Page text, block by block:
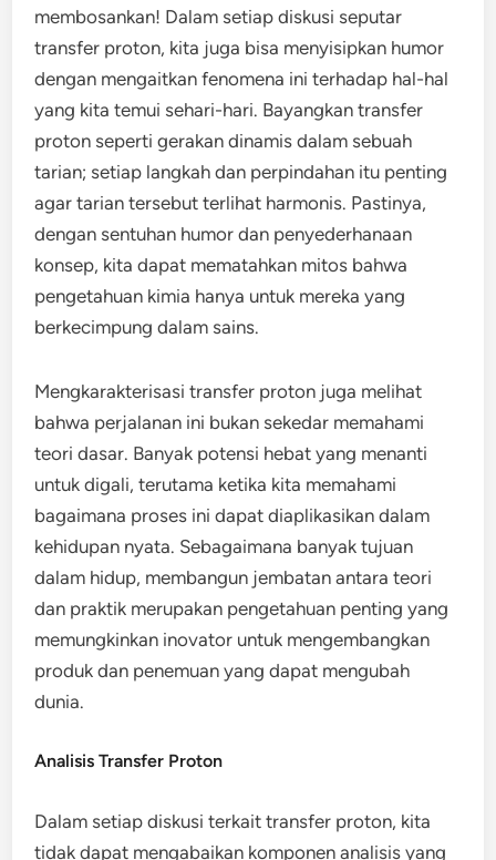
membosankan! Dalam setiap diskusi seputar
transfer proton, kita juga bisa menyisipkan humor
dengan mengaitkan fenomena ini terhadap hal-hal
yang kita temui sehari-hari. Bayangkan transfer
proton seperti gerakan dinamis dalam sebuah
tarian; setiap langkah dan perpindahan itu penting
agar tarian tersebut terlihat harmonis. Pastinya,
dengan sentuhan humor dan penyederhanaan
konsep, kita dapat mematahkan mitos bahwa
pengetahuan kimia hanya untuk mereka yang
berkecimpung dalam sains.
Mengkarakterisasi transfer proton juga melihat
bahwa perjalanan ini bukan sekedar memahami
teori dasar. Banyak potensi hebat yang menanti
untuk digali, terutama ketika kita memahami
bagaimana proses ini dapat diaplikasikan dalam
kehidupan nyata. Sebagaimana banyak tujuan
dalam hidup, membangun jembatan antara teori
dan praktik merupakan pengetahuan penting yang
memungkinkan inovator untuk mengembangkan
produk dan penemuan yang dapat mengubah
dunia.
Analisis Transfer Proton
Dalam setiap diskusi terkait transfer proton, kita
tidak dapat mengabaikan komponen analisis yang